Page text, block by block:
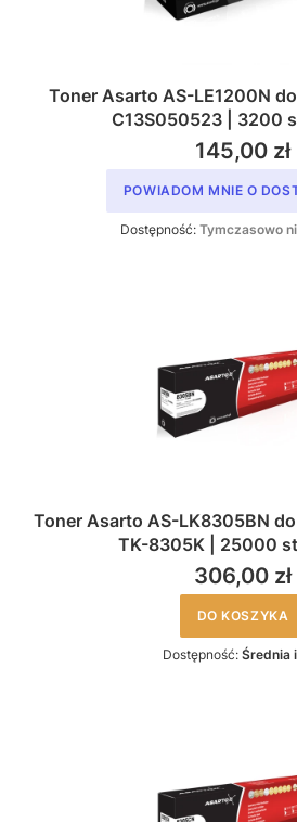
Toner Asarto AS-LE1200N do
C13S050523 | 3200
145,00 zł
POWIADOM MNIE O
Dostępność: Tymczasowo
Toner Asarto AS-LK8305BN do
TK-8305K | 25000
306,00 zł
DO KOSZYKA
Dostępność: Średnia